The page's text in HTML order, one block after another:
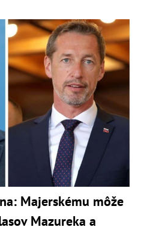
Majerskému môže
Mazureka a